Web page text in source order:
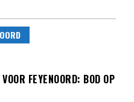
FEYENOORD: BOD OP